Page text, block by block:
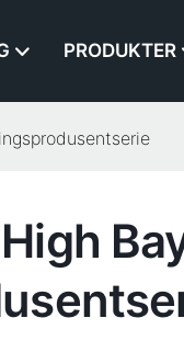
PRODUKTER